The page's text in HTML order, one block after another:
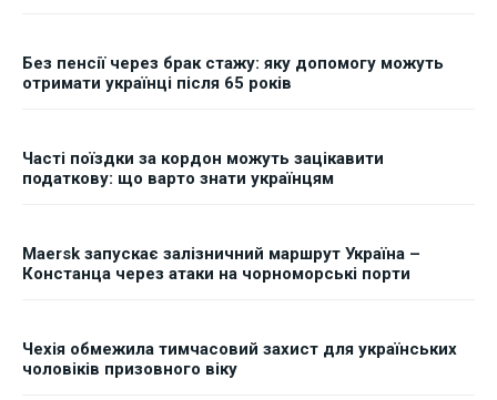
Без пенсії через брак стажу: яку допомогу можуть
отримати українці після 65 років
Часті поїздки за кордон можуть зацікавити
податкову: що варто знати українцям
Maersk запускає залізничний маршрут Україна –
Констанца через атаки на чорноморські порти
Чехія обмежила тимчасовий захист для українських
чоловіків призовного віку